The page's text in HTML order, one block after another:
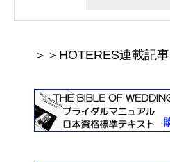
＞＞HOTERES連載記事